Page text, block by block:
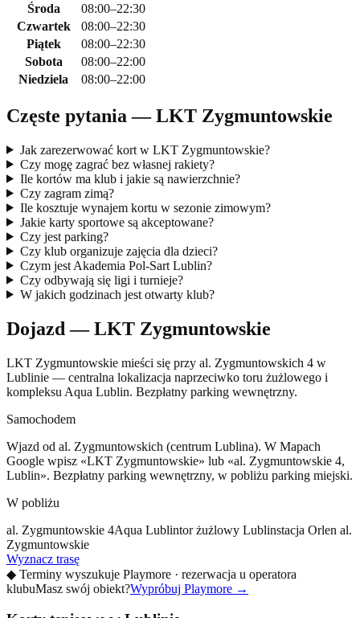
Środa
08:00–22:30
Czwartek
08:00–22:30
Piątek
08:00–22:30
Sobota
08:00–22:00
Niedziela
08:00–22:00
Częste pytania — LKT Zygmuntowskie
Jak zarezerwować kort w LKT Zygmuntowskie?
Czy mogę zagrać bez własnej rakiety?
Ile kortów ma klub i jakie są nawierzchnie?
Czy zagram zimą?
Ile kosztuje wynajem kortu w sezonie zimowym?
Jakie karty sportowe są akceptowane?
Czy jest parking?
Czy klub organizuje zajęcia dla dzieci?
Czym jest Akademia Pol-Sart Lublin?
Czy odbywają się ligi i turnieje?
W jakich godzinach jest otwarty klub?
Dojazd — LKT Zygmuntowskie
LKT Zygmuntowskie mieści się przy al. Zygmuntowskich 4 w
Lublinie — centralna lokalizacja naprzeciwko toru żużlowego i
kompleksu Aqua Lublin. Bezpłatny parking wewnętrzny.
Samochodem
Wjazd od al. Zygmuntowskich (centrum Lublina). W Mapach
Google wpisz «LKT Zygmuntowskie» lub «al. Zygmuntowskie 4,
Lublin». Bezpłatny parking wewnętrzny, w pobliżu parking miejski.
W pobliżu
al. Zygmuntowskie 4Aqua Lublintor żużlowy Lublinstacja Orlen al.
Zygmuntowskie
Wyznacz trasę
◆ Terminy wyszukuje Playmore · rezerwacja u operatora
klubuMasz swój obiekt?Wypróbuj Playmore →